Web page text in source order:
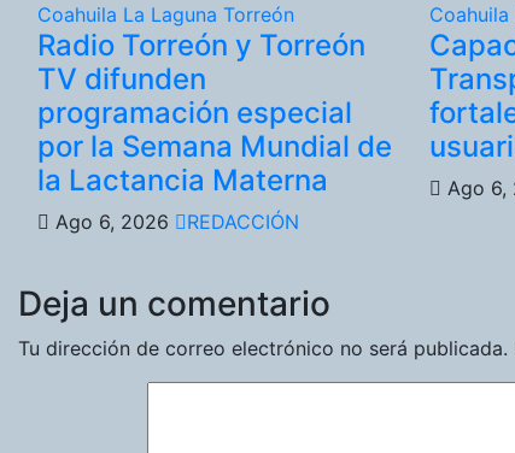
Coahuila La Laguna Torreón
Radio Torreón y Torreón
TV difunden
programación especial
por la Semana Mundial de
la Lactancia Materna
Ago 6, 2026 REDACCIÓN
Coahuila
Ago 6,
Deja un comentario
Tu dirección de correo electrónico no será publicada.